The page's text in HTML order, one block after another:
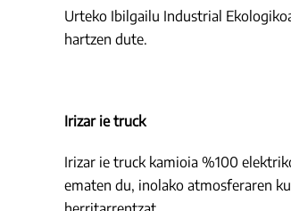
Urteko Ibilgailu Industrial
hartzen dute.
Irizar ie truck
Irizar ie truck kamioia %100
ematen du, inolako atmosferaren